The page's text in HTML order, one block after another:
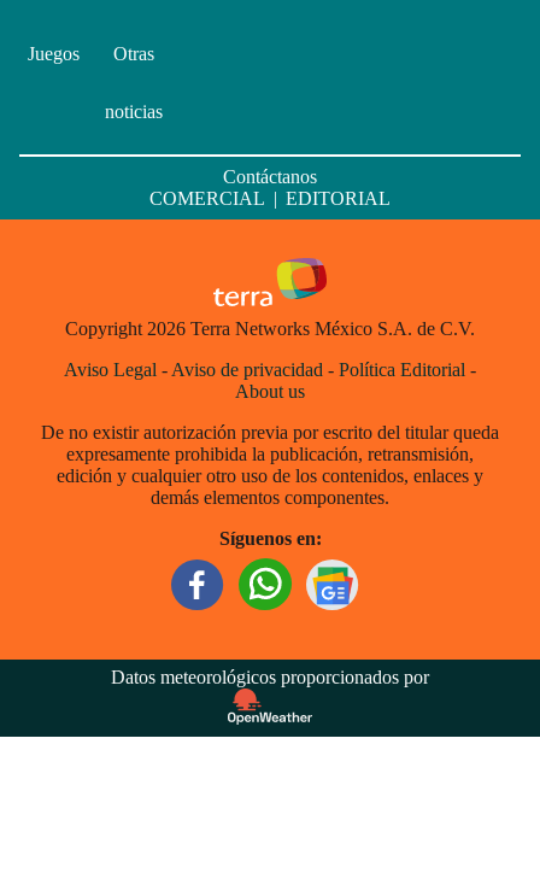
Juegos Otras
noticias
Contáctanos
COMERCIAL | EDITORIAL
Copyright 2026 Terra Networks México S.A. de C.V.
Aviso Legal - Aviso de privacidad - Política Editorial -
About us
De no existir autorización previa por escrito del titular queda
expresamente prohibida la publicación, retransmisión,
edición y cualquier otro uso de los contenidos, enlaces y
demás elementos componentes.
Síguenos en:
Datos meteorológicos proporcionados por